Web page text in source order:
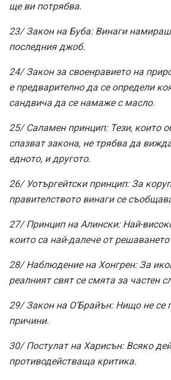
ще ви потрябва.
23/ Закон на Буба: Винаги намираш
последния джоб.
24/ Закон за своенравието на
е предварително да се определи
сандвича да се намаже с масло.
25/ Саламен принцип: Тези, които
спазват закона, не трябва да
едното, и другото.
26/ Уотъргейтски принцип: За
правителството винаги се
27/ Принцип на Алински: Най-
които са най-далече от
28/ Наблюдение на Хонгрен: За
реалният свят се смята за частен
29/ Закон на O’Брайън: Нищо не се
причини.
30/ Постулат на Харисън: Всяко
противодействаща критика.